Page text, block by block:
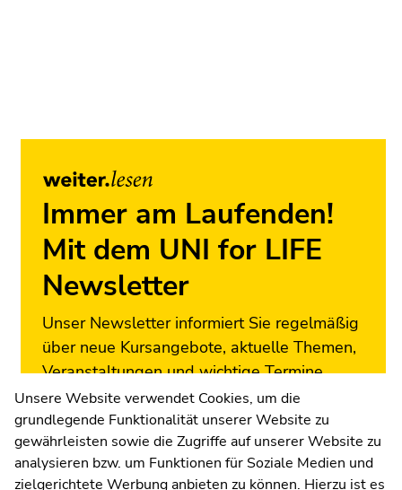
Immer am Laufenden!
Mit dem UNI for LIFE
Newsletter
Unser Newsletter informiert Sie regelmäßig
über neue Kursangebote, aktuelle Themen,
Veranstaltungen und wichtige Termine.
Melden Sie sich jetzt an!
Zur Newsletter-Anmeldung
Unsere Website verwendet Cookies, um die
grundlegende Funktionalität unserer Website zu
gewährleisten sowie die Zugriffe auf unserer Website zu
analysieren bzw. um Funktionen für Soziale Medien und
zielgerichtete Werbung anbieten zu können. Hierzu ist es